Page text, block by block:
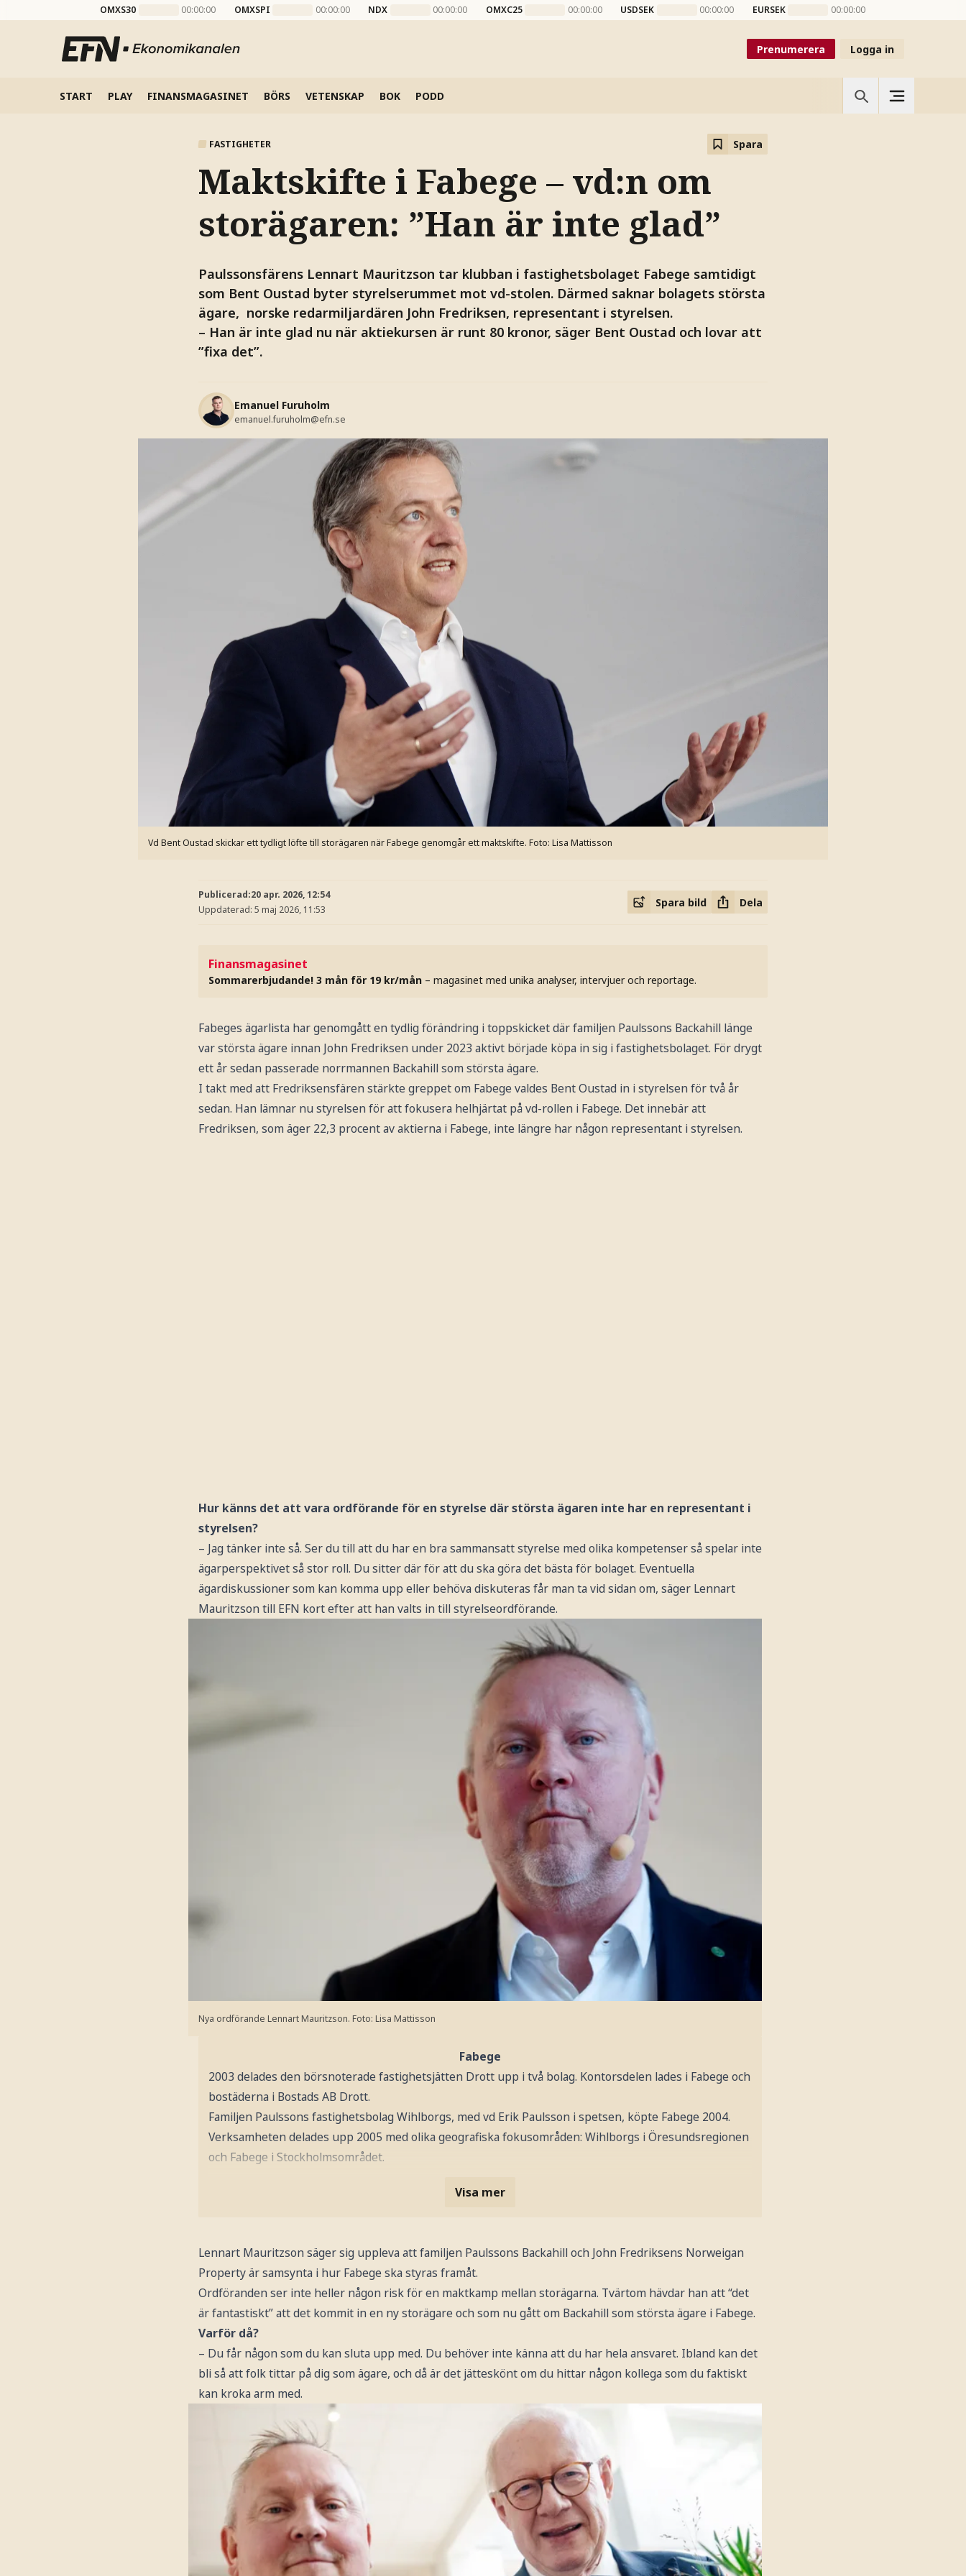
OMXS30 00:00:00 OMXSPI 00:00:00 NDX 00:00:00 OMXC25 00:00:00 USDSEK 00:00:00 EURSEK 00:00:00
Prenumerera Logga in
START PLAY FINANSMAGASINET BÖRS VETENSKAP BOK PODD
FASTIGHETER Spara
Maktskifte i Fabege – vd:n om
storägaren: ”Han är inte glad”
Paulssonsfärens Lennart Mauritzson tar klubban i fastighetsbolaget Fabege samtidigt
som Bent Oustad byter styrelserummet mot vd-stolen. Därmed saknar bolagets största
ägare, norske redarmiljardären John Fredriksen, representant i styrelsen.
– Han är inte glad nu när aktiekursen är runt 80 kronor, säger Bent Oustad och lovar att
”fixa det”.
Emanuel Furuholm
emanuel.furuholm@efn.se
Vd Bent Oustad skickar ett tydligt löfte till storägaren när Fabege genomgår ett maktskifte. Foto: Lisa Mattisson
Publicerad:20 apr. 2026, 12:54
Uppdaterad: 5 maj 2026, 11:53
Spara bild Dela
Finansmagasinet
Sommarerbjudande! 3 mån för 19 kr/mån – magasinet med unika analyser, intervjuer och reportage.
Fabeges ägarlista har genomgått en tydlig förändring i toppskicket där familjen Paulssons Backahill länge
var största ägare innan John Fredriksen under 2023 aktivt började köpa in sig i fastighetsbolaget. För drygt
ett år sedan passerade norrmannen Backahill som största ägare.
I takt med att Fredriksensfären stärkte greppet om Fabege valdes Bent Oustad in i styrelsen för två år
sedan. Han lämnar nu styrelsen för att fokusera helhjärtat på vd-rollen i Fabege. Det innebär att
Fredriksen, som äger 22,3 procent av aktierna i Fabege, inte längre har någon representant i styrelsen.
Hur känns det att vara ordförande för en styrelse där största ägaren inte har en representant i
styrelsen?
– Jag tänker inte så. Ser du till att du har en bra sammansatt styrelse med olika kompetenser så spelar inte
ägarperspektivet så stor roll. Du sitter där för att du ska göra det bästa för bolaget. Eventuella
ägardiskussioner som kan komma upp eller behöva diskuteras får man ta vid sidan om, säger Lennart
Mauritzson till EFN kort efter att han valts in till styrelseordförande.
Nya ordförande Lennart Mauritzson. Foto: Lisa Mattisson
Fabege
2003 delades den börsnoterade fastighetsjätten Drott upp i två bolag. Kontorsdelen lades i Fabege och
bostäderna i Bostads AB Drott.
Familjen Paulssons fastighetsbolag Wihlborgs, med vd Erik Paulsson i spetsen, köpte Fabege 2004.
Verksamheten delades upp 2005 med olika geografiska fokusområden: Wihlborgs i Öresundsregionen
och Fabege i Stockholmsområdet.
Visa mer
Lennart Mauritzson säger sig uppleva att familjen Paulssons Backahill och John Fredriksens Norweigan
Property är samsynta i hur Fabege ska styras framåt.
Ordföranden ser inte heller någon risk för en maktkamp mellan storägarna. Tvärtom hävdar han att “det
är fantastiskt” att det kommit in en ny storägare och som nu gått om Backahill som största ägare i Fabege.
Varför då?
– Du får någon som du kan sluta upp med. Du behöver inte känna att du har hela ansvaret. Ibland kan det
bli så att folk tittar på dig som ägare, och då är det jätteskönt om du hittar någon kollega som du faktiskt
kan kroka arm med.